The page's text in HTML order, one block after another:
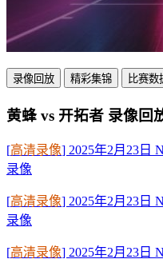
录像回放 精彩集锦 比赛数
黄蜂 vs 开拓者 录像回
[高清录像] 2025年2月23日
录像
[高清录像] 2025年2月23日
录像
[高清录像] 2025年2月23日